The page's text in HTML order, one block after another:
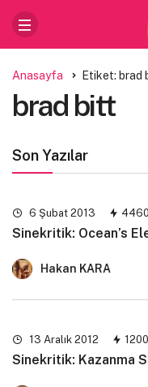
Anasayfa Etiket: brad
brad bitt
Son Yazılar
6 Şubat 2013 4460
Sinekritik: Ocean’s
Hakan KARA
13 Aralık 2012
Sinekritik: Kazanma